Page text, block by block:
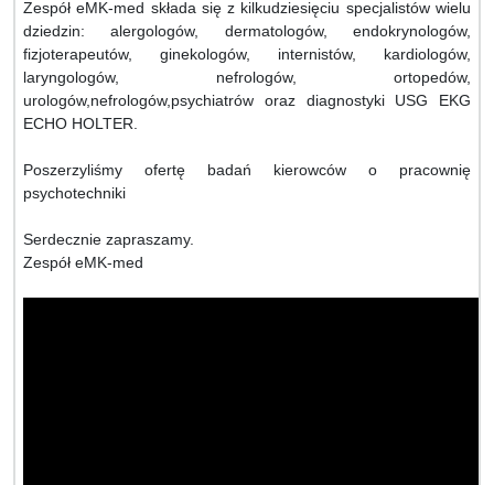
Zespół eMK-med składa się z kilkudziesięciu specjalistów wielu
dziedzin: alergologów, dermatologów, endokrynologów,
fizjoterapeutów, ginekologów, internistów, kardiologów,
laryngologów, nefrologów, ortopedów,
urologów,nefrologów,psychiatrów oraz diagnostyki USG EKG
ECHO HOLTER.
Poszerzyliśmy ofertę badań kierowców o pracownię
psychotechniki
Serdecznie zapraszamy.
Zespół eMK-med